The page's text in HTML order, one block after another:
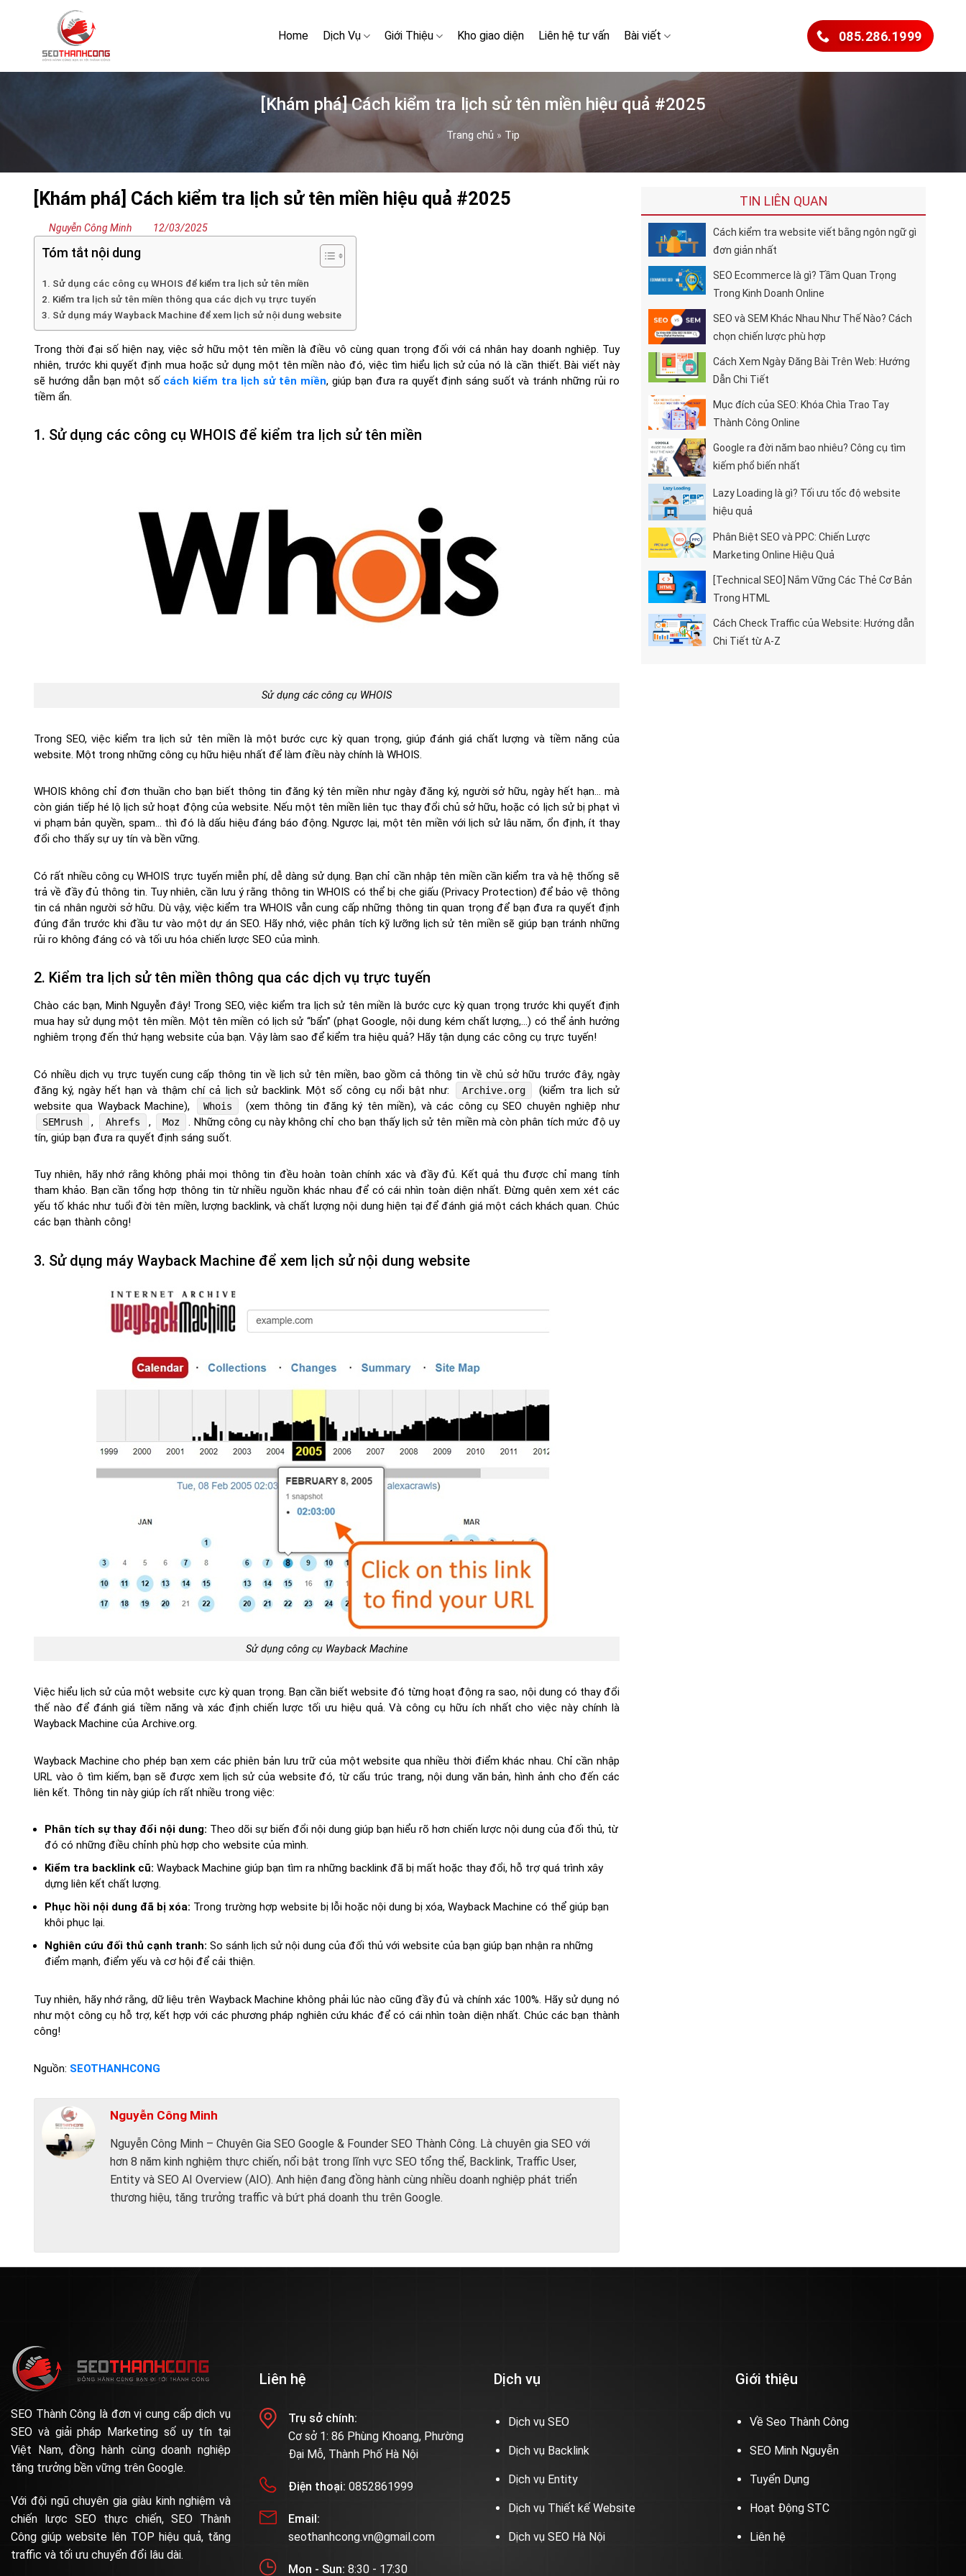
Home Dịch Vụ Giới Thiệu Kho giao diện Liên hệ tư vấn Bài viết 085.286.1999
[Khám phá] Cách kiểm tra lịch sử tên miền hiệu quả #2025
Trang chủ » Tip
[Khám phá] Cách kiểm tra lịch sử tên miền hiệu quả #2025
Nguyễn Công Minh 12/03/2025
Tóm tắt nội dung
1. Sử dụng các công cụ WHOIS để kiểm tra lịch sử tên miền
2. Kiểm tra lịch sử tên miền thông qua các dịch vụ trực tuyến
3. Sử dụng máy Wayback Machine để xem lịch sử nội dung website
Trong thời đại số hiện nay, việc sở hữu một tên miền là điều vô cùng quan trọng đối với cá nhân hay doanh nghiệp. Tuy
nhiên, trước khi quyết định mua hoặc sử dụng một tên miền nào đó, việc tìm hiểu lịch sử của nó là cần thiết. Bài viết này
sẽ hướng dẫn bạn một số cách kiểm tra lịch sử tên miền, giúp bạn đưa ra quyết định sáng suốt và tránh những rủi ro
tiềm ẩn.
1. Sử dụng các công cụ WHOIS để kiểm tra lịch sử tên miền
Sử dụng các công cụ WHOIS
Trong SEO, việc kiểm tra lịch sử tên miền là một bước cực kỳ quan trọng, giúp đánh giá chất lượng và tiềm năng của
website. Một trong những công cụ hữu hiệu nhất để làm điều này chính là WHOIS.
WHOIS không chỉ đơn thuần cho bạn biết thông tin đăng ký tên miền như ngày đăng ký, người sở hữu, ngày hết hạn… mà
còn gián tiếp hé lộ lịch sử hoạt động của website. Nếu một tên miền liên tục thay đổi chủ sở hữu, hoặc có lịch sử bị phạt vì
vi phạm bản quyền, spam… thì đó là dấu hiệu đáng báo động. Ngược lại, một tên miền với lịch sử lâu năm, ổn định, ít thay
đổi cho thấy sự uy tín và bền vững.
Có rất nhiều công cụ WHOIS trực tuyến miễn phí, dễ dàng sử dụng. Bạn chỉ cần nhập tên miền cần kiểm tra và hệ thống sẽ
trả về đầy đủ thông tin. Tuy nhiên, cần lưu ý rằng thông tin WHOIS có thể bị che giấu (Privacy Protection) để bảo vệ thông
tin cá nhân người sở hữu. Dù vậy, việc kiểm tra WHOIS vẫn cung cấp những thông tin quan trọng để bạn đưa ra quyết định
đúng đắn trước khi đầu tư vào một dự án SEO. Hãy nhớ, việc phân tích kỹ lưỡng lịch sử tên miền sẽ giúp bạn tránh những
rủi ro không đáng có và tối ưu hóa chiến lược SEO của mình.
2. Kiểm tra lịch sử tên miền thông qua các dịch vụ trực tuyến
Chào các bạn, Minh Nguyễn đây! Trong SEO, việc kiểm tra lịch sử tên miền là bước cực kỳ quan trọng trước khi quyết định
mua hay sử dụng một tên miền. Một tên miền có lịch sử “bẩn” (phạt Google, nội dung kém chất lượng,…) có thể ảnh hưởng
nghiêm trọng đến thứ hạng website của bạn. Vậy làm sao để kiểm tra hiệu quả? Hãy tận dụng các công cụ trực tuyến!
Có nhiều dịch vụ trực tuyến cung cấp thông tin về lịch sử tên miền, bao gồm cả thông tin về chủ sở hữu trước đây, ngày
đăng ký, ngày hết hạn và thậm chí cả lịch sử backlink. Một số công cụ nổi bật như:
Archive.org
(kiểm tra lịch sử
website qua Wayback Machine),
Whois (xem thông tin đăng ký tên miền), và các công cụ SEO chuyên nghiệp như
SEMrush , Ahrefs , Moz
. Những công cụ này không chỉ cho bạn thấy lịch sử tên miền mà còn phân tích mức độ uy
tín, giúp bạn đưa ra quyết định sáng suốt.
Tuy nhiên, hãy nhớ rằng không phải mọi thông tin đều hoàn toàn chính xác và đầy đủ. Kết quả thu được chỉ mang tính
tham khảo. Bạn cần tổng hợp thông tin từ nhiều nguồn khác nhau để có cái nhìn toàn diện nhất. Đừng quên xem xét các
yếu tố khác như tuổi đời tên miền, lượng backlink, và chất lượng nội dung hiện tại để đánh giá một cách khách quan. Chúc
các bạn thành công!
3. Sử dụng máy Wayback Machine để xem lịch sử nội dung website
Sử dụng công cụ Wayback Machine
Việc hiểu lịch sử của một website cực kỳ quan trọng. Bạn cần biết website đó từng hoạt động ra sao, nội dung có thay đổi
thế nào để đánh giá tiềm năng và xác định chiến lược tối ưu hiệu quả. Và công cụ hữu ích nhất cho việc này chính là
Wayback Machine của Archive.org.
Wayback Machine cho phép bạn xem các phiên bản lưu trữ của một website qua nhiều thời điểm khác nhau. Chỉ cần nhập
URL vào ô tìm kiếm, bạn sẽ được xem lịch sử của website đó, từ cấu trúc trang, nội dung văn bản, hình ảnh cho đến các
liên kết. Thông tin này giúp ích rất nhiều trong việc:
Phân tích sự thay đổi nội dung: Theo dõi sự biến đổi nội dung giúp bạn hiểu rõ hơn chiến lược nội dung của đối thủ, từ
đó có những điều chỉnh phù hợp cho website của mình.
Kiểm tra backlink cũ: Wayback Machine giúp bạn tìm ra những backlink đã bị mất hoặc thay đổi, hỗ trợ quá trình xây
dựng liên kết chất lượng.
Phục hồi nội dung đã bị xóa: Trong trường hợp website bị lỗi hoặc nội dung bị xóa, Wayback Machine có thể giúp bạn
khôi phục lại.
Nghiên cứu đối thủ cạnh tranh: So sánh lịch sử nội dung của đối thủ với website của bạn giúp bạn nhận ra những
điểm mạnh, điểm yếu và cơ hội để cải thiện.
Tuy nhiên, hãy nhớ rằng, dữ liệu trên Wayback Machine không phải lúc nào cũng đầy đủ và chính xác 100%. Hãy sử dụng nó
như một công cụ hỗ trợ, kết hợp với các phương pháp nghiên cứu khác để có cái nhìn toàn diện nhất. Chúc các bạn thành
công!
Nguồn: SEOTHANHCONG
Nguyễn Công Minh
Nguyễn Công Minh – Chuyên Gia SEO Google & Founder SEO Thành Công. Là chuyên gia SEO với
hơn 8 năm kinh nghiệm thực chiến, nổi bật trong lĩnh vực SEO tổng thể, Backlink, Traffic User,
Entity và SEO AI Overview (AIO). Anh hiện đang đồng hành cùng nhiều doanh nghiệp phát triển
thương hiệu, tăng trưởng traffic và bứt phá doanh thu trên Google.
TIN LIÊN QUAN
Cách kiểm tra website viết bằng ngôn ngữ gì
đơn giản nhất
SEO Ecommerce là gì? Tầm Quan Trọng
Trong Kinh Doanh Online
SEO và SEM Khác Nhau Như Thế Nào? Cách
chọn chiến lược phù hợp
Cách Xem Ngày Đăng Bài Trên Web: Hướng
Dẫn Chi Tiết
Mục đích của SEO: Khóa Chìa Trao Tay
Thành Công Online
Google ra đời năm bao nhiêu? Công cụ tìm
kiếm phổ biến nhất
Lazy Loading là gì? Tối ưu tốc độ website
hiệu quả
Phân Biệt SEO và PPC: Chiến Lược
Marketing Online Hiệu Quả
[Technical SEO] Nắm Vững Các Thẻ Cơ Bản
Trong HTML
Cách Check Traffic của Website: Hướng dẫn
Chi Tiết từ A-Z
SEO Thành Công là đơn vị cung cấp dịch vụ
SEO và giải pháp Marketing số uy tín tại
Việt Nam, đồng hành cùng doanh nghiệp
tăng trưởng bền vững trên Google.
Với đội ngũ chuyên gia giàu kinh nghiệm và
chiến lược SEO thực chiến, SEO Thành
Công giúp website lên TOP hiệu quả, tăng
traffic và tối ưu chuyển đổi lâu dài.
Liên hệ
Trụ sở chính:
Cơ sở 1: 86 Phùng Khoang, Phường
Đại Mỗ, Thành Phố Hà Nội
Điện thoại: 0852861999
Email:
seothanhcong.vn@gmail.com
Mon - Sun: 8:30 - 17:30
Dịch vụ
Dịch vụ SEO
Dịch vụ Backlink
Dịch vụ Entity
Dịch vụ Thiết kế Website
Dịch vụ SEO Hà Nội
Giới thiệu
Về Seo Thành Công
SEO Minh Nguyễn
Tuyển Dụng
Hoạt Động STC
Liên hệ